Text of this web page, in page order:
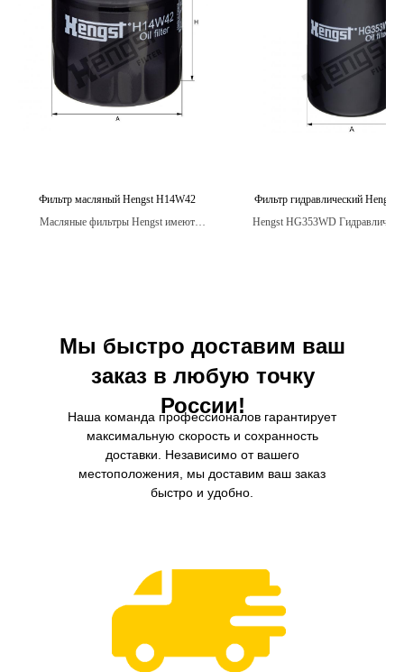
Фильтр масляный Hengst H14W42
Масляные фильтры Hengst имеют
Фильтр гидравлический Hengst
Hengst HG353WD
Мы быстро доставим ваш
заказ в любую точку
России!
Наша команда профессионалов гарантирует
максимальную скорость и сохранность
доставки. Независимо от вашего
местоположения, мы доставим ваш заказ
быстро и удобно.